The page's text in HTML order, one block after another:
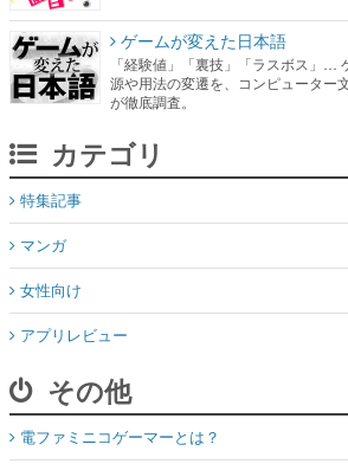
ゲームが変えた日本語
「経験値」「裏技」「ラスボス」…
源や用法の変遷を、コンピューター
が徹底調査。
カテゴリ
特集記事
マンガ
女性向け
アプリレビュー
その他
電ファミニコゲーマーとは？